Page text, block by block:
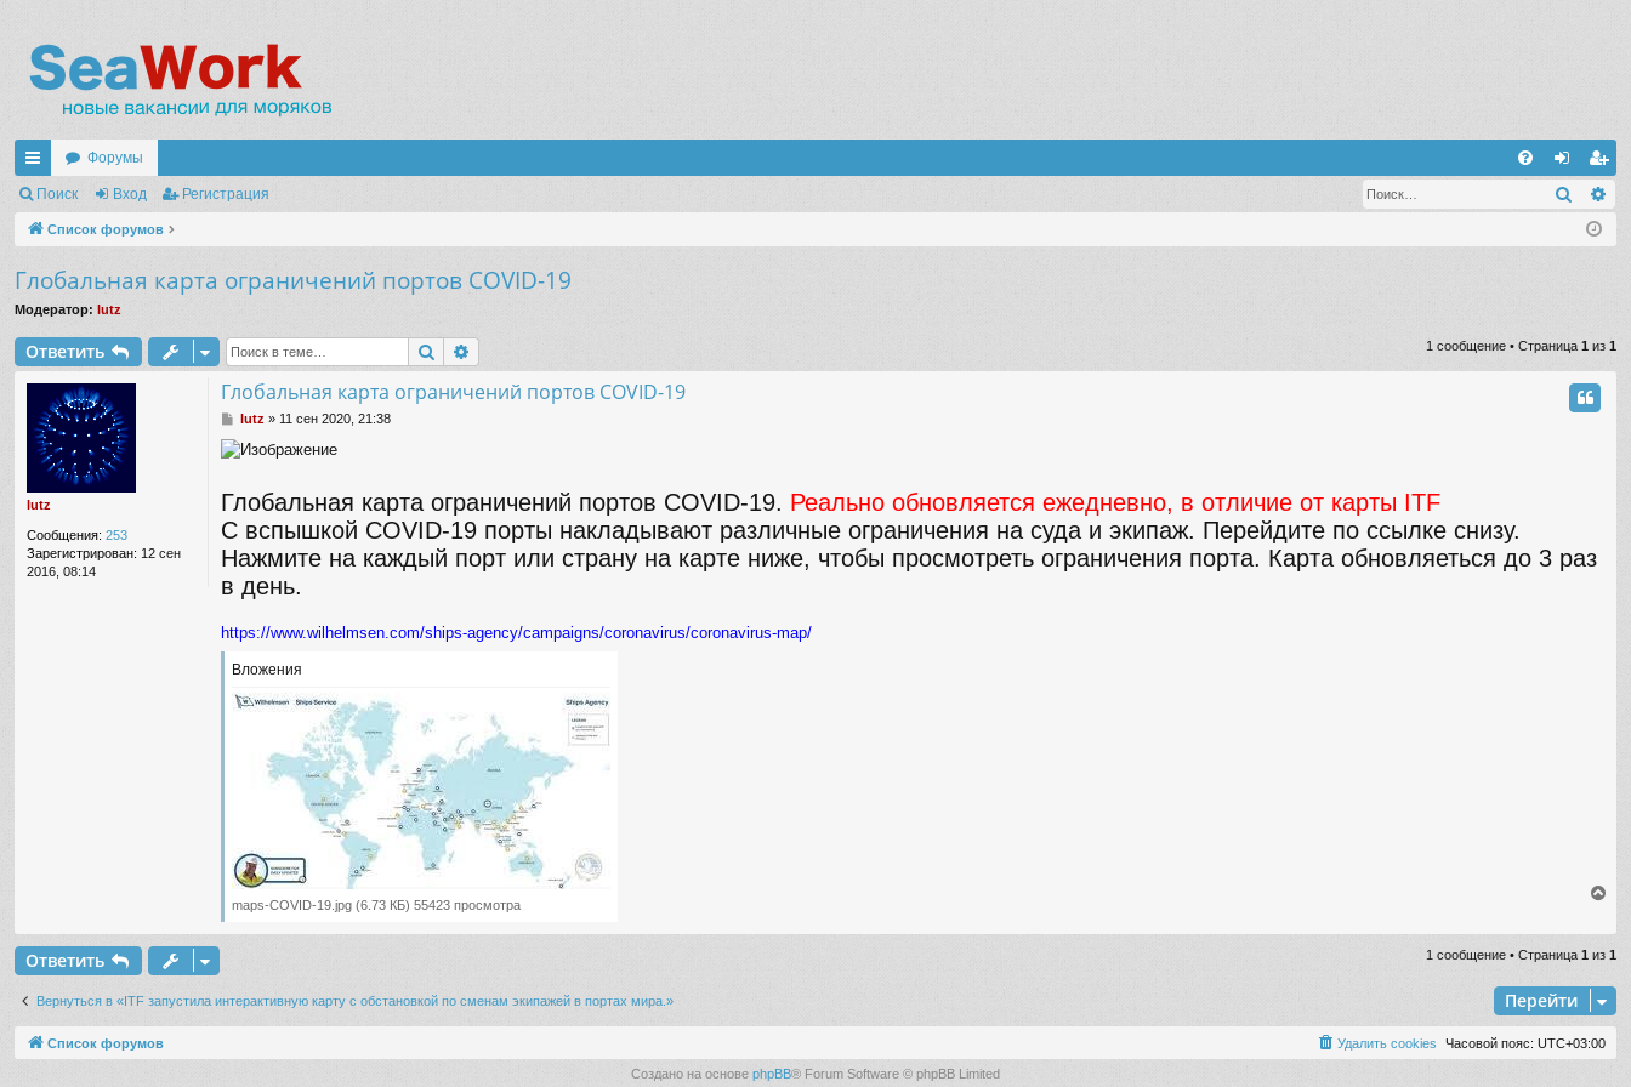
с
ы
и
Форумы
хо ег
ис
ия
Поиск Вход Регистрация Поиск
Список форумов
Глобальная карта ограничений портов COVID-19
Модератор: lutz
Ответить Поиск 1 сообщение • Страница 1 из 1
lutz
Сообщения: 253
Зарегистрирован: 12 сен
2016, 08:14
Глобальная карта ограничений портов COVID-19
С
о
е
н
е
lutz » 11 сен 2020, 21:38
Глобальная карта ограничений портов COVID-19. Реально обновляется ежедневно, в отличие от карты ITF
С вспышкой COVID-19 порты накладывают различные ограничения на суда и экипаж. Перейдите по ссылке снизу.
Нажмите на каждый порт или страну на карте ниже, чтобы просмотреть ограничения порта. Карта обновляеться до 3 раз
в день.
https://www.wilhelmsen.com/ships-agency/campaigns/coronavirus/coronavirus-map/
Вложения
maps-COVID-19.jpg (6.73 КБ) 55423 просмотра
р
н
т
ь
с
Ответить 1 сообщение • Страница 1 из 1
Вернуться в «ITF запустила интерактивную карту с обстановкой по сменам экипажей в портах мира.» Перейти
Список форумов Часовой пояс: UTC+03:00
Удалить cookies
Создано на основе phpBB® Forum Software © phpBB Limited